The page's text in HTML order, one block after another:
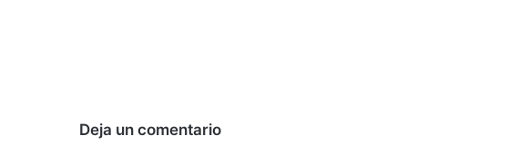
Deja un comentario